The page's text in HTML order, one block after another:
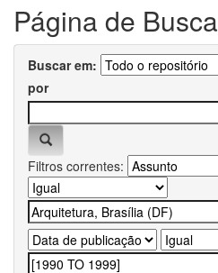
Página de Busca
Buscar em:
por
Filtros correntes: